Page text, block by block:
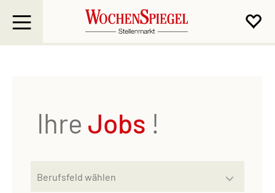
Ihre Jobs !